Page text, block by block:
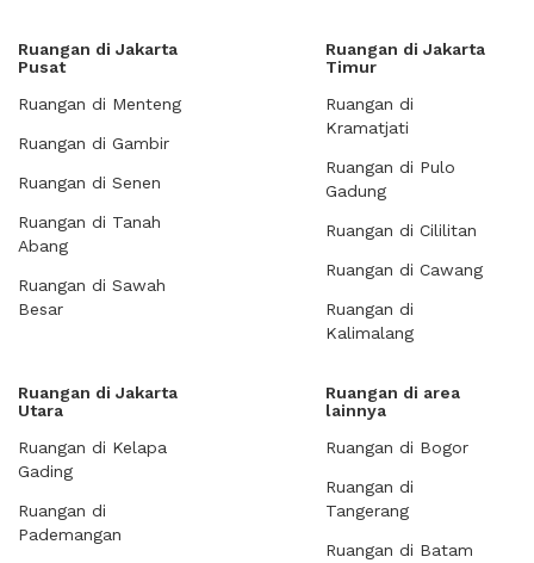
Ruangan di Jakarta
Pusat
Ruangan di Menteng
Ruangan di Gambir
Ruangan di Senen
Ruangan di Tanah
Abang
Ruangan di Sawah
Besar
Ruangan di Jakarta
Timur
Ruangan di
Kramatjati
Ruangan di Pulo
Gadung
Ruangan di Cililitan
Ruangan di Cawang
Ruangan di
Kalimalang
Ruangan di Jakarta
Utara
Ruangan di Kelapa
Gading
Ruangan di
Pademangan
Ruangan di area
lainnya
Ruangan di Bogor
Ruangan di
Tangerang
Ruangan di Batam